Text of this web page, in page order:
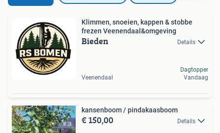
Klimmen, snoeien, kappen & stobbe
frezen Veenendaal&omgeving
Bieden Details
Veenendaal
Dagtopper
Vandaag
kansenboom / pindakaasboom
€ 150,00 Details